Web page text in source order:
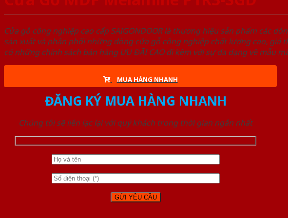
Cửa gỗ công nghiệp cao cấp SAIGONDOOR là thương hiệu sản phẩm các
sản xuất và phân phối những dòng cửa gỗ công nghiệp chất lượng cao, giá
có những chính sách bán hàng ƯU ĐÃI CAO đi kèm với sự đa dạng về mẫu
MUA HÀNG NHANH
ĐĂNG KÝ MUA HÀNG NHANH
Chúng tôi sẽ liên lạc lại với quý khách trong thời gian ngắn nhất